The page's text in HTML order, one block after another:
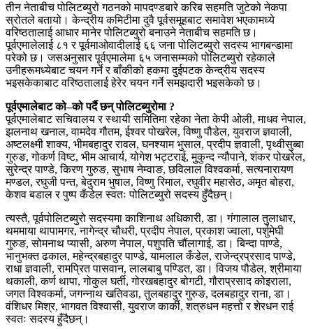
तीन नेताबीच पोलिटब्युरो गठनको मापदण्डबारे करिब सहमति जुटेको नेकपा
स्रोतले बतायो। केन्द्रीय कमिटीमा दुवै पूर्वसमूहबाट समावेश भएकामध्ये
वरिष्ठतालाई आधार मानेर पोलिटब्युरो बनाउने नेताबीच सहमति छ।
पूर्वएमालेलाई ८१ र पूर्वमाओवादीलाई ६६ जना पोलिटब्युरो सदस्य भागबन्डामा
परेको छ। जसअनुसार पूर्वएमालेमा ६५ जनासम्मको पोलिटब्युरो रहेकाले
उनीहरूमध्येबाट चयन गर्ने र बाँकीको हकमा दुईपटक केन्द्रीय सदस्य
भइसकेकाबाट वरिष्ठतालाई हेरेर चयन गर्ने समझदारी भइसकेको छ।
पूर्वएमालेबाट को–को पर्दै छन् पोलिटब्युरोमा ?
पूर्वएमालेबाट सचिवालय र स्थायी समितिमा रहेका नेता केपी ओली, माधव नेपाल,
झलनाथ खनाल, वामदेव गौतम, ईश्वर पोखरेल, विष्णु पौडेल, युवराज ज्ञवाली,
अष्टलक्ष्मी शाक्य, भीमबहादुर रावल, घनश्याम भुसाल, प्रदीप ज्ञवाली, पृथ्वीसुब्बा
गुरुङ, गोकर्ण विष्ट, भीम आचार्य, योगेश भट्टराई, मुुकुन्द न्यौपाने, शंकर पोखरेल,
सुरेन्द्र पाण्डे, किरण गुरुङ, सुभाष नेम्वाङ, छविलाल विश्वकर्मा, सत्यनारायण
मण्डल, रघुजी पन्त, बेदुराम भुषाल, विष्णु रिमाल, रघुवीर महासेठ, अमृत बोहरा,
केशव बडाल र पुष्प कँडेल स्वतः पोलिटब्युरो सदस्य हुँदैछन्।
त्यस्तै, पूर्वपोलिटब्युरो सदस्यमा काशिनाथ अधिकारी, डा। गंगालाल तुलाधार,
थममाया थापामगर, नागेन्द्र चौधरी, प्रदीप नेपाल, प्रकाश ज्वाला, पर्शुमेघी
गुरुङ, सोमनाथ प्यासी, अरुण नेपाल, पशुपति चौंलागाई, डा। बिन्दा पाण्डे,
भानुभक्त ढकाल, महेन्द्रबहादुर पाण्डे, यामलाल कँडेल, राजेन्द्रप्रसाद पाण्डे,
राधा ज्ञवाली, रामप्रित पासवान, लालबाबु पण्डित, डा। विजय पौडेल, श्रीमाया
थकाली, कर्ण थापा, गोकुल घर्ती, गोरखबहादुर बोगटी, गौराप्रसाद कोइराला,
जगत विश्वकर्मा, जगन्नाथ खतिवडा, तुलबहादुर गुरुङ, दलबहादुर राना, डा।
वंशिधर मिश्र, भागवत विश्वासी, युवराज कार्की, शत्रुधन महत्तो र शेरधन राई
स्वतः सदस्य हुँदैछन्।